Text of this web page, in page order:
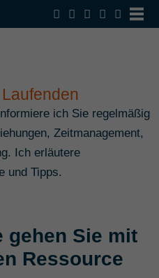
ich Sie regelmäßig
Zeitmanagement,
Ich erläutere
und Tipps.
gehen Sie mit
Ressource